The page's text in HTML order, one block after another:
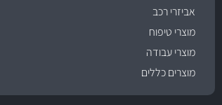
אביזרי רכב
מוצרי טיפוח
מוצרי עבודה
מוצרים כללים